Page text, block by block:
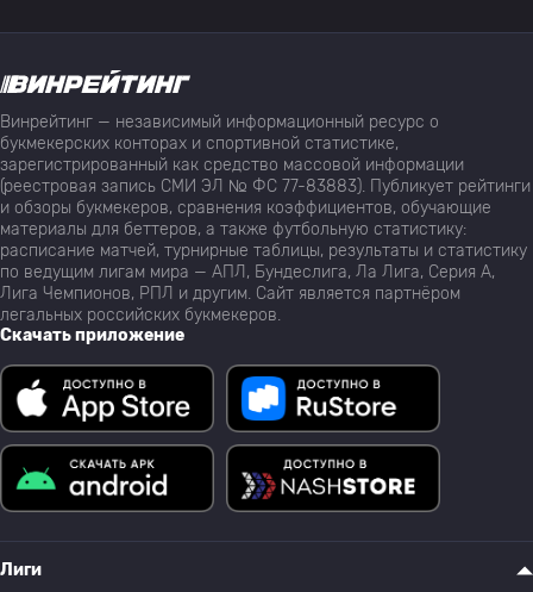
Винрейтинг — независимый информационный ресурс о
букмекерских конторах и спортивной статистике,
зарегистрированный как средство массовой информации
(реестровая запись СМИ ЭЛ № ФС 77-83883). Публикует рейтинги
и обзоры букмекеров, сравнения коэффициентов, обучающие
материалы для беттеров, а также футбольную статистику:
расписание матчей, турнирные таблицы, результаты и статистику
по ведущим лигам мира — АПЛ, Бундеслига, Ла Лига, Серия А,
Лига Чемпионов, РПЛ и другим. Сайт является партнёром
легальных российских букмекеров.
Скачать приложение
Лиги